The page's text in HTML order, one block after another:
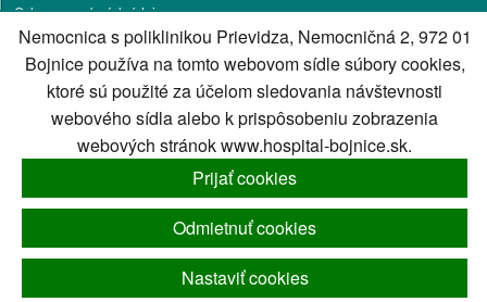
Ochrana osobných údajov
Vakcinačné stredisko
Kontakt
Cookies nastavenie
Cookies - viac informácií
Správca obsahu
Mapa stránky
GenerujeCMS BUXUS
Nemocnica s poliklinikou Prievidza, Nemocničná 2, 972 01
Bojnice používa na tomto webovom sídle súbory cookies,
ktoré sú použité za účelom sledovania návštevnosti
webového sídla alebo k prispôsobeniu zobrazenia
webových stránok www.hospital-bojnice.sk.
Prijať cookies
Odmietnuť cookies
Nastaviť cookies